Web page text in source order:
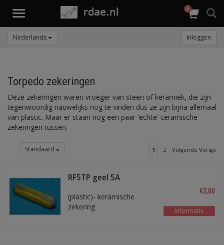
Toggle
0
Nederlands Inloggen
Torpedo zekeringen
Deze zekeringen waren vroeger van steen of keramiek, die zijn
tegenwoordig nauwelijks nog te vinden dus ze zijn bijna allemaal
van plastic. Maar er staan nog een paar 'echte' ceramische
zekeringen tussen.
Standaard 1 2 Volgende Vorige
RF5TP geel 5A
(plastic)- keramische
zekering
€2,00
Informatie